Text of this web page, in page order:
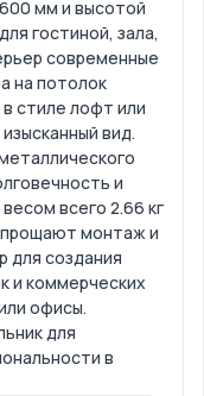
мм и высотой
гостиной, зала,
современные
на потолок
стиле лофт или
вид.
и
всего 2.66 кг
монтаж и
для создания
и коммерческих
офисы.
для
в